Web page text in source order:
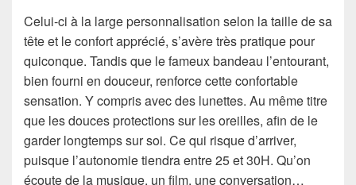
Celui-ci à la large personnalisation selon la taille de sa
tête et le confort apprécié, s’avère très pratique pour
quiconque. Tandis que le fameux bandeau l’entourant,
bien fourni en douceur, renforce cette confortable
sensation. Y compris avec des lunettes. Au même titre
que les douces protections sur les oreilles, afin de le
garder longtemps sur soi. Ce qui risque d’arriver,
puisque l’autonomie tiendra entre 25 et 30H. Qu’on
écoute de la musique, un film, une conversation…